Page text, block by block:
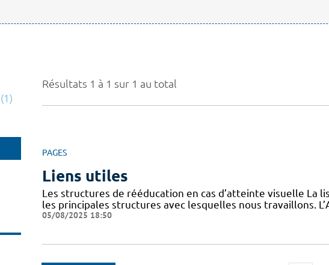
Résultats 1 à 1 sur 1 au total
PAGES
Liens utiles
Les structures de rééducation en cas d’atteinte visuelle La
les principales structures avec lesquelles nous travaillons.
05/08/2025 18:50
(1)